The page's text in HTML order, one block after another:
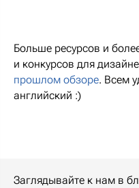
Больше ресурсов и
и конкурсов для
прошлом обзоре. Всем
английский :)
Заглядывайте к нам в